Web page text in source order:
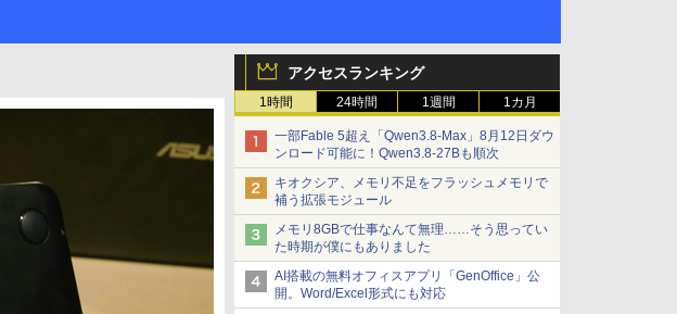
アクセスランキング
1時間 24時間 1週間 1カ月
一部Fable 5超え「Qwen3.8-Max」8月12日ダウ
ンロード可能に！Qwen3.8-27Bも順次
キオクシア、メモリ不足をフラッシュメモリで
補う拡張モジュール
メモリ8GBで仕事なんて無理……そう思ってい
た時期が僕にもありました
AI搭載の無料オフィスアプリ「GenOffice」公
開。Word/Excel形式にも対応